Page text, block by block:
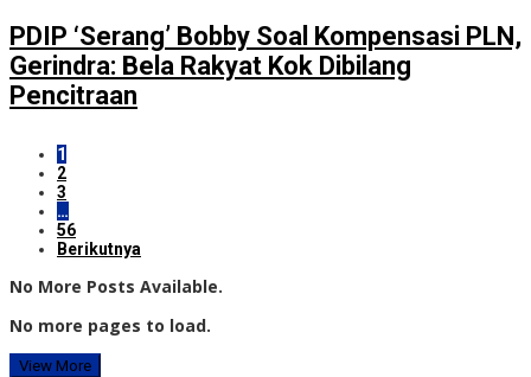
PDIP ‘Serang’ Bobby Soal Kompensasi PLN,
Gerindra: Bela Rakyat Kok Dibilang
Pencitraan
1
2
3
…
56
Berikutnya
No More Posts Available.
No more pages to load.
View More